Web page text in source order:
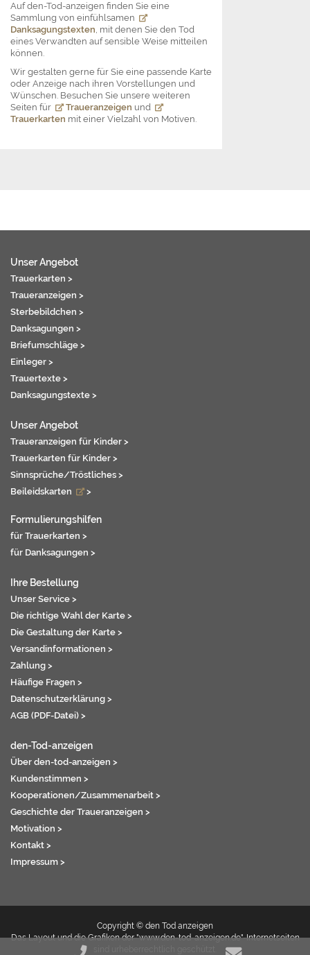
Auf den-Tod-anzeigen finden Sie eine
Sammlung von einfühlsamen
Danksagungstexten, mit denen Sie den Tod
eines Verwandten auf sensible Weise mitteilen
können.
Wir gestalten gerne für Sie eine passende Karte
oder Anzeige nach ihren Vorstellungen und
Wünschen. Besuchen Sie unsere weiteren
Seiten für
Traueranzeigen und
Trauerkarten mit einer Vielzahl von Motiven.
Unser Angebot
Trauerkarten >
Traueranzeigen >
Sterbebildchen >
Danksagungen >
Briefumschläge >
Einleger >
Trauertexte >
Danksagungstexte >
Unser Angebot
Traueranzeigen für Kinder >
Trauerkarten für Kinder >
Sinnsprüche/Tröstliches >
Beileidskarten
>
Formulierungshilfen
für Trauerkarten >
für Danksagungen >
Ihre Bestellung
Unser Service >
Die richtige Wahl der Karte >
Die Gestaltung der Karte >
Versandinformationen >
Zahlung >
Häufige Fragen >
Datenschutzerklärung >
AGB (PDF-Datei) >
den-Tod-anzeigen
Über den-tod-anzeigen >
Kundenstimmen >
Kooperationen/Zusammenarbeit >
Geschichte der Traueranzeigen >
Motivation >
Kontakt >
Impressum >
Copyright © den Tod anzeigen
Das Layout und die Grafiken der "www.den-tod-anzeigen.de"-Internetseiten